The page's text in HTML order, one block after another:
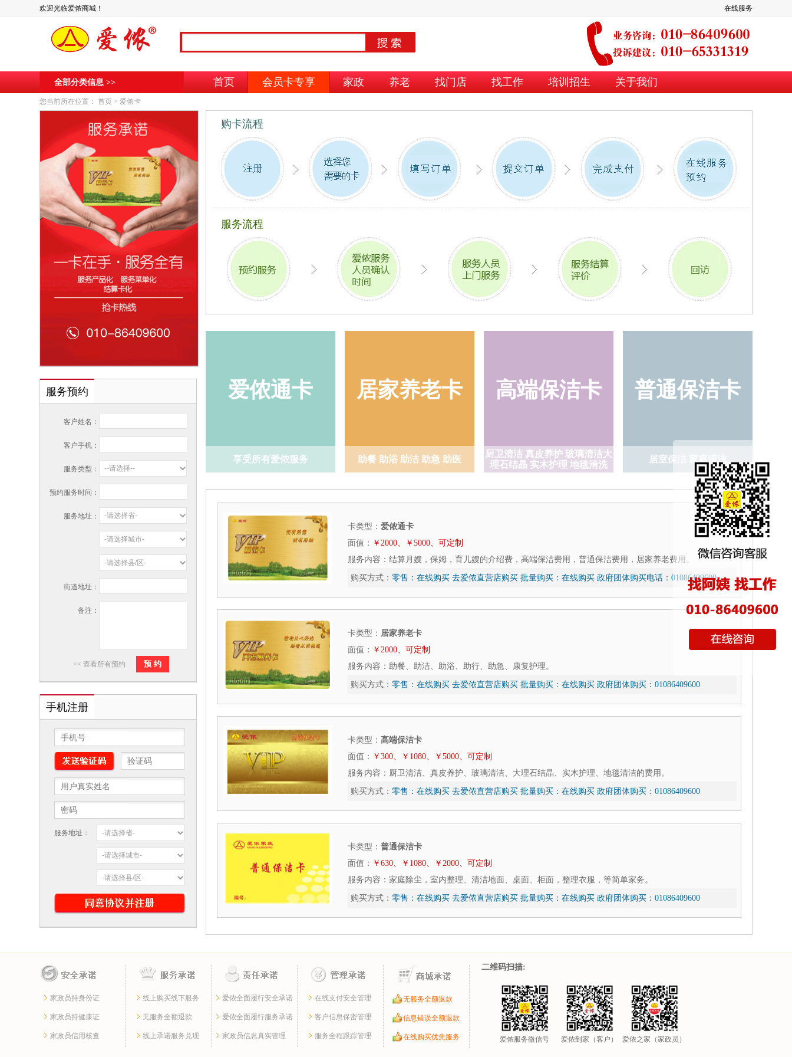
欢迎光临爱侬商城！ 在线服务
全部分类信息 >> 首页 会员卡专享 家政 养老 找门店 找工作 培训招生 关于我们
您当前所在位置： 首页 > 爱侬卡
服务预约
客户姓名：
客户手机：
服务类型：
预约服务时间：
服务地址：
街道地址：
备注：
<< 查看所有预约
手机注册
服务地址：
购卡流程
服务流程
爱侬通卡
享受所有爱侬服务
爱侬通卡
享受所有爱侬服务
居家养老卡
助餐 助浴 助洁 助急 助医
居家养老卡
助餐 助浴 助洁
助急 助医
高端保洁卡
厨卫清洁 真皮养护 玻璃清洁大
理石结晶 实木护理 地毯清洗
厨卫清洁 真皮养护
玻璃清洁大理石结晶
实木护理 地毯清洗
普通保洁卡
居室保洁 家庭清洁
普通保洁卡
居室保洁 家庭清洁
卡类型： 爱侬通卡
面值： ￥2000、￥5000、可定制
服务内容：结算月嫂，保姆，育儿嫂的介绍费，高端保洁费用，普通保洁费用，居家养老费用。
购买方式： 零售： 在线购买 去爱侬直营店购买 批量购买： 在线购买 政府团体购买电话：01086409600
卡类型： 居家养老卡
面值： ￥2000、可定制
服务内容：助餐、助洁、助浴、助行、助急、康复护理。
购买方式： 零售： 在线购买 去爱侬直营店购买 批量购买： 在线购买 政府团体购买：01086409600
卡类型： 高端保洁卡
面值： ￥300、￥1080、￥5000、可定制
服务内容：厨卫清洁、真皮养护、玻璃清洁、大理石结晶、实木护理、地毯清洁的费用。
购买方式： 零售： 在线购买 去爱侬直营店购买 批量购买： 在线购买 政府团体购买：01086409600
卡类型： 普通保洁卡
面值： ￥630、￥1080、￥2000、可定制
服务内容：家庭除尘，室内整理、清洁地面、桌面、柜面，整理衣服，等简单家务。
购买方式： 零售： 在线购买 去爱侬直营店购买 批量购买： 在线购买 政府团体购买：01086409600
家政员持身份证
家政员持健康证
家政员信用核查
线上购买线下服务
无服务全额退款
线上承诺服务兑现
爱侬全面履行安全承诺
爱侬全面履行服务承诺
家政员信息真实管理
在线支付安全管理
客户信息保密管理
服务全程跟踪管理
无服务全额退款
信息错误全额退款
在线购买优先服务
二维码扫描:
爱侬服务微信号 爱侬到家（客户） 爱侬之家（家政员）